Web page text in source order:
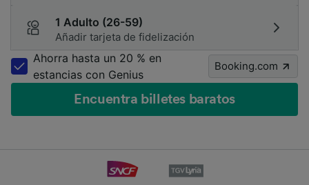
1 Adulto (26-59)
Añadir tarjeta de fidelización
Ahorra hasta un 20 % en
estancias con Genius
Booking.com
Encuentra billetes baratos